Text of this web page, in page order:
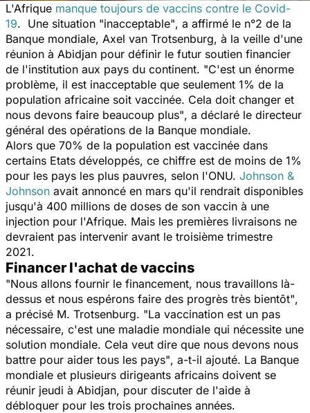
L'Afrique manque toujours de vaccins contre le Covid-
19. Une situation "inacceptable", a affirmé le n°2 de la
Banque mondiale, Axel van Trotsenburg, à la veille d'une
réunion à Abidjan pour définir le futur soutien financier
de l'institution aux pays du continent. "C'est un énorme
problème, il est inacceptable que seulement 1% de la
population africaine soit vaccinée. Cela doit changer et
nous devons faire beaucoup plus", a déclaré le directeur
général des opérations de la Banque mondiale.
Alors que 70% de la population est vaccinée dans
certains Etats développés, ce chiffre est de moins de 1%
pour les pays les plus pauvres, selon l'ONU. Johnson &
Johnson avait annoncé en mars qu'il rendrait disponibles
jusqu'à 400 millions de doses de son vaccin à une
injection pour l'Afrique. Mais les premières livraisons ne
devraient pas intervenir avant le troisième trimestre
2021.
Financer l'achat de vaccins
"Nous allons fournir le financement, nous travaillons là-
dessus et nous espérons faire des progrès très bientôt",
a précisé M. Trotsenburg. "La vaccination est un pas
nécessaire, c'est une maladie mondiale qui nécessite une
solution mondiale. Cela veut dire que nous devons nous
battre pour aider tous les pays", a-t-il ajouté. La Banque
mondiale et plusieurs dirigeants africains doivent se
réunir jeudi à Abidjan, pour discuter de l'aide à
débloquer pour les trois prochaines années.